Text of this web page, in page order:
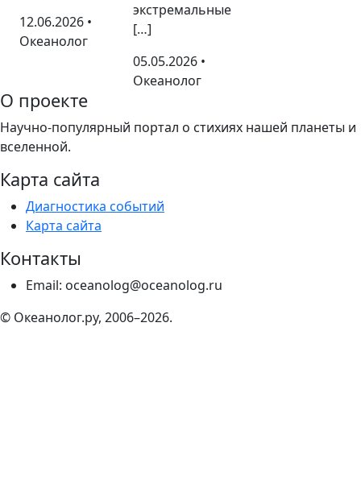
12.06.2026 •
Океанолог
экстремальные
[…]
05.05.2026 •
Океанолог
О проекте
Научно-популярный портал о стихиях нашей планеты и
вселенной.
Карта сайта
Диагностика событий
Карта сайта
Контакты
Email: oceanolog@oceanolog.ru
© Океанолог.ру, 2006–2026.